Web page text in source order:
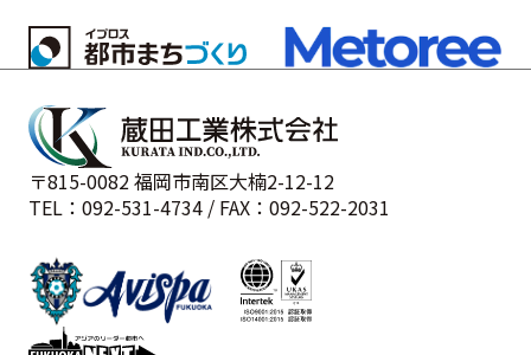
〒815-0082 福岡市南区大楠2-12-12
TEL：092-531-4734 / FAX：092-522-2031